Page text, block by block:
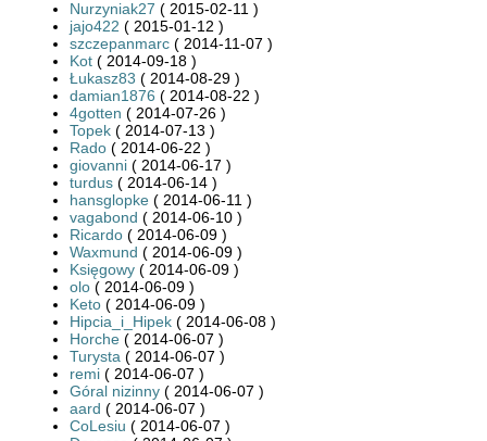
Nurzyniak27 ( 2015-02-11 )
jajo422 ( 2015-01-12 )
szczepanmarc ( 2014-11-07 )
Kot ( 2014-09-18 )
Łukasz83 ( 2014-08-29 )
damian1876 ( 2014-08-22 )
4gotten ( 2014-07-26 )
Topek ( 2014-07-13 )
Rado ( 2014-06-22 )
giovanni ( 2014-06-17 )
turdus ( 2014-06-14 )
hansglopke ( 2014-06-11 )
vagabond ( 2014-06-10 )
Ricardo ( 2014-06-09 )
Waxmund ( 2014-06-09 )
Księgowy ( 2014-06-09 )
olo ( 2014-06-09 )
Keto ( 2014-06-09 )
Hipcia_i_Hipek ( 2014-06-08 )
Horche ( 2014-06-07 )
Turysta ( 2014-06-07 )
remi ( 2014-06-07 )
Góral nizinny ( 2014-06-07 )
aard ( 2014-06-07 )
CoLesiu ( 2014-06-07 )